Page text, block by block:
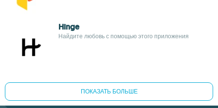
Hinge
Найдите любовь с помощью этого приложения
ПОКАЗАТЬ БОЛЬШЕ